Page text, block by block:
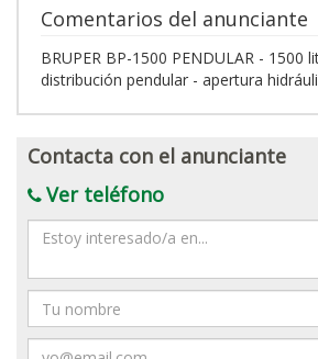
Comentarios del anunciante
BRUPER BP-1500 PENDULAR - 1500
distribución pendular - apertura
Contacta con el anunciante
Ver teléfono
Mensaje
Nombre
Email